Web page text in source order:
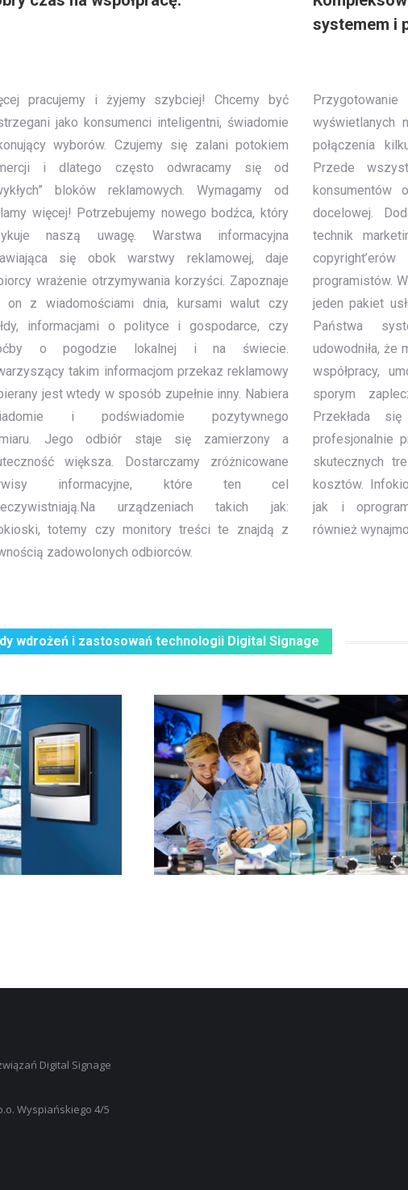
systemem i
pracujemy i żyjemy szybciej! Chcemy być
jako konsumenci inteligentni, świadomie
wyborów. Czujemy się zalani potokiem
i dlatego często odwracamy się od
bloków reklamowych. Wymagamy od
więcej! Potrzebujemy nowego bodźca, który
naszą uwagę. Warstwa informacyjna
się obok warstwy reklamowej, daje
wrażenie otrzymywania korzyści. Zapoznaje
on z wiadomościami dnia, kursami walut czy
informacjami o polityce i gospodarce, czy
o pogodzie lokalnej i na świecie.
takim informacjom przekaz reklamowy
jest wtedy w sposób zupełnie inny. Nabiera
i podświadomie pozytywnego
Jego odbiór staje się zamierzony a
większa. Dostarczamy zróżnicowane
informacyjne, które ten cel
urządzeniach takich jak:
totemy czy monitory treści te znajdą z
zadowolonych odbiorców.
wyświetlanych
połączenia
Przede
konsumentów
docelowej.
technik
programistów.
jeden pakiet
Państwa
udowodniła, że
współpracy,
sporym
Przekłada
profesjonalnie
skutecznych
kosztów.
jak i
również
wdrożeń i zastosowań technologii Digital Signage
Digital Signage
Wyspiańskiego 4/5